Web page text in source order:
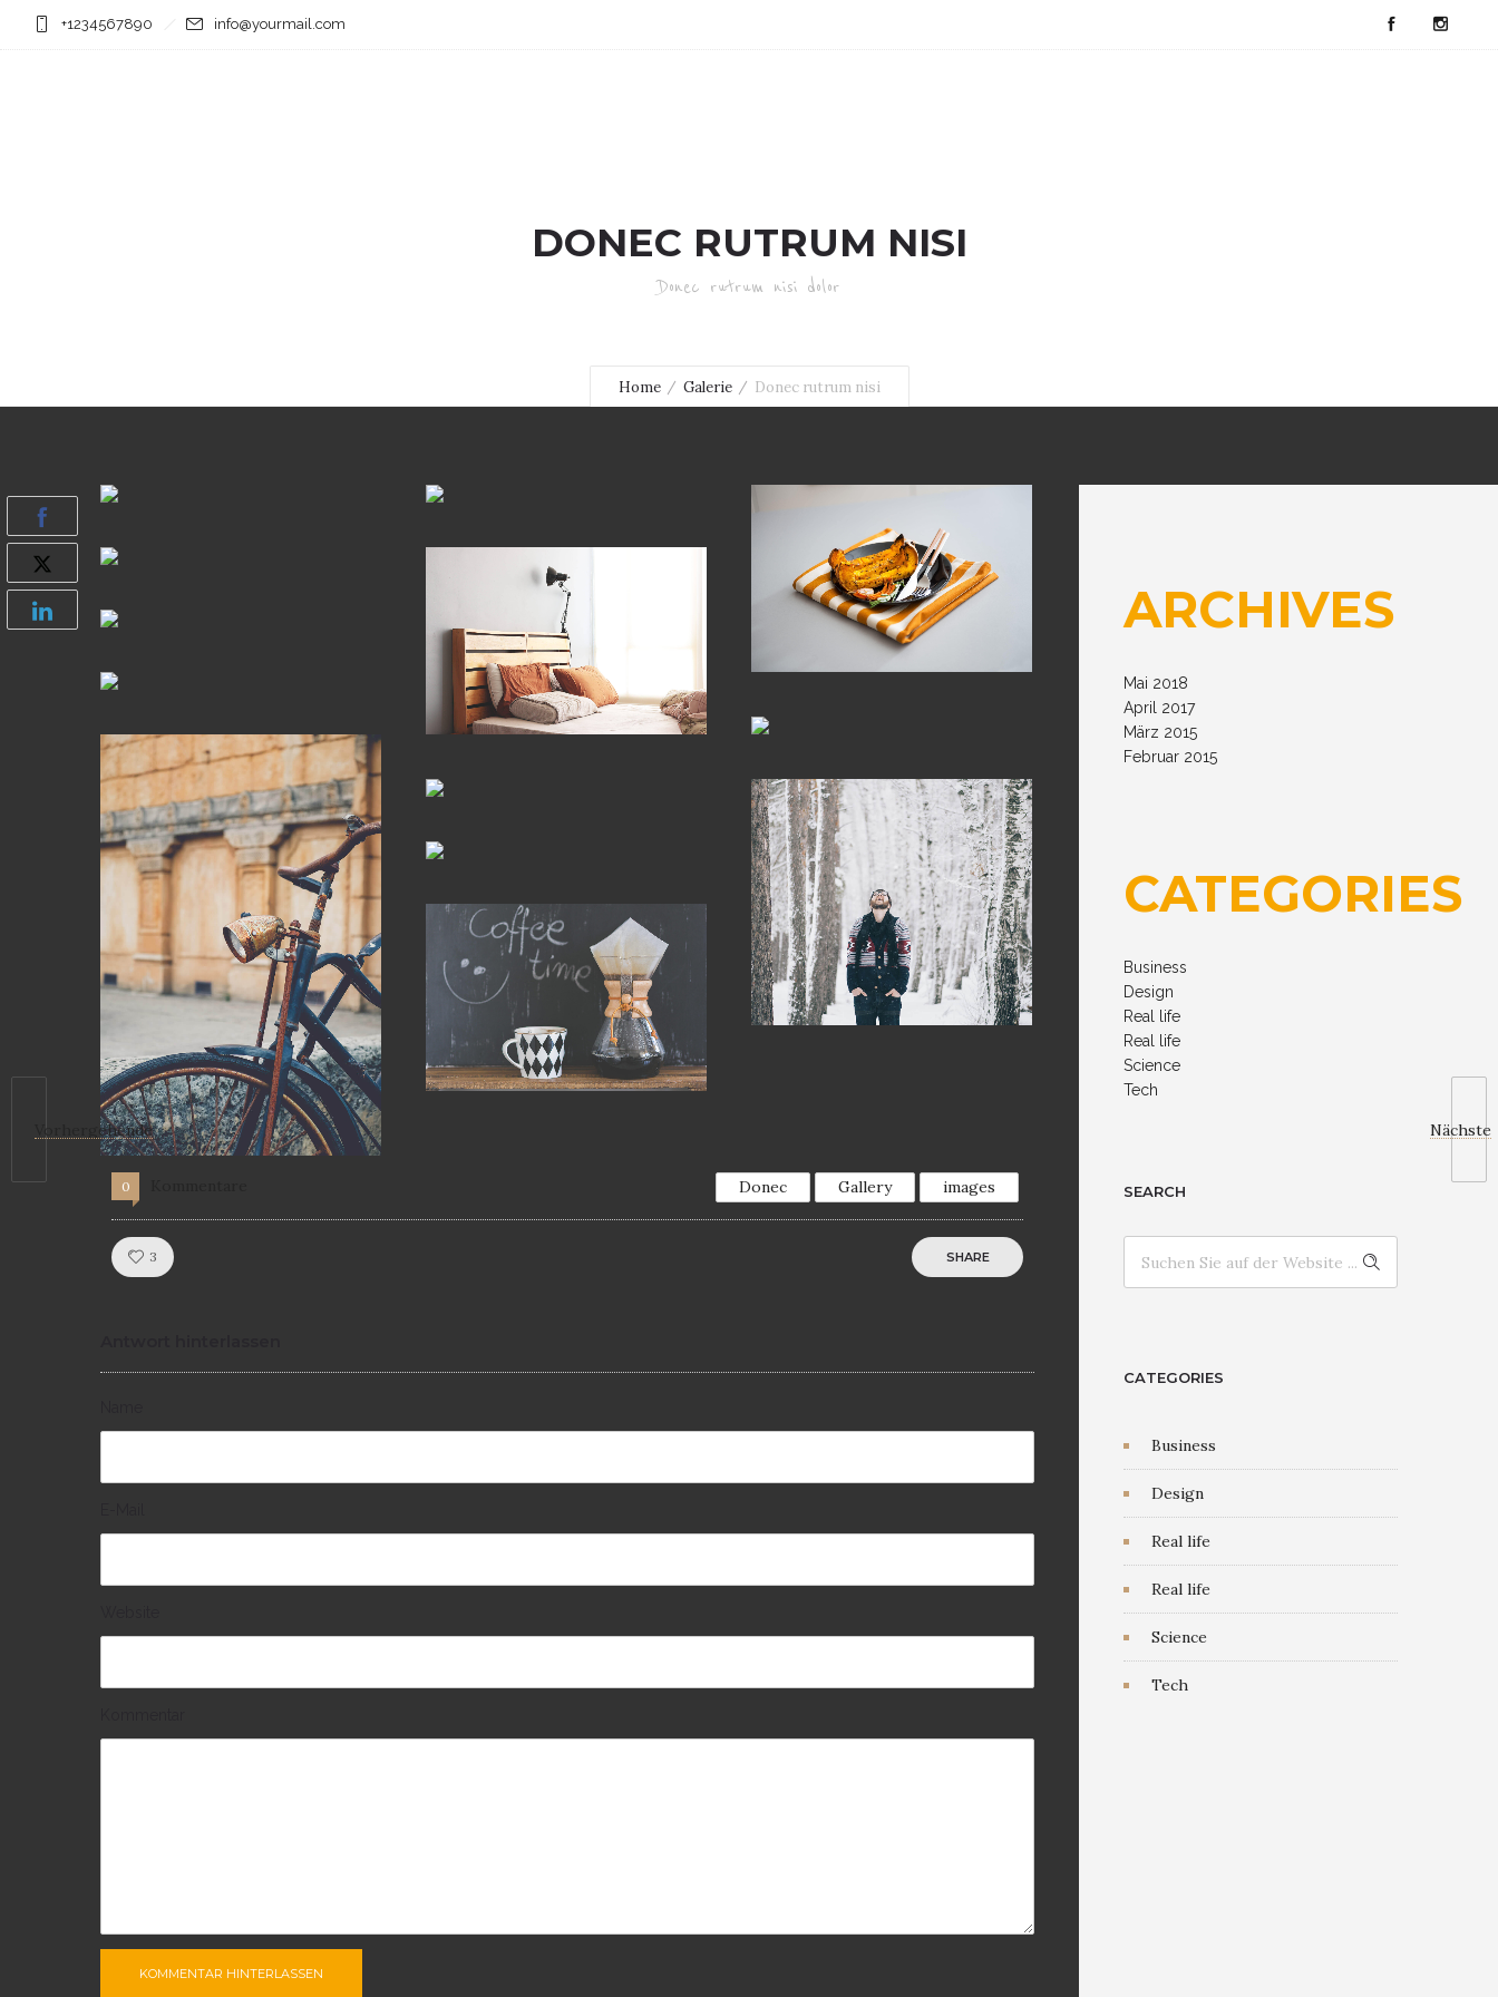
+1234567890 info@yourmail.com
DONEC RUTRUM NISI
Donec rutrum nisi dolor
Home Galerie Donec rutrum nisi
Vorhergehende Nächste
0 Donec Gallery images
3 Like! SHARE
KOMMENTAR HINTERLASSEN
ARCHIVES
Mai 2018
April 2017
März 2015
Februar 2015
CATEGORIES
Business
Design
Real life
Real life
Science
Tech
SEARCH
CATEGORIES
Business
Design
Real life
Real life
Science
Tech